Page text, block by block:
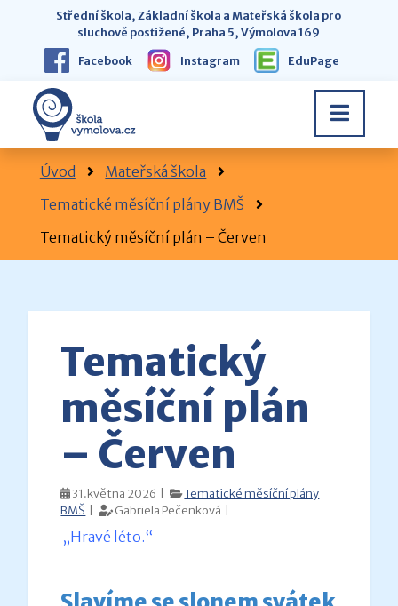
Facebook Instagram EduPage
Střední škola, Základní škola a Mateřská škola pro
sluchově postižené, Praha 5, Výmolova 169
Úvod
Mateřská škola
Tematické měsíční plány BMŠ
Tematický měsíční plán – Červen
Tematický
měsíční plán
– Červen
31.května 2026 |
Tematické měsíční plány
BMŠ | Gabriela Pečenková |
„Hravé léto.“